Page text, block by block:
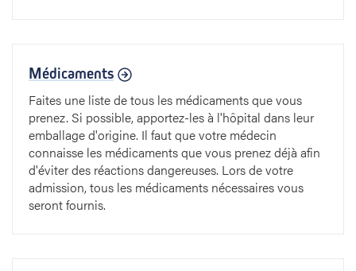
Médicaments
Faites une liste de tous les médicaments que vous
prenez. Si possible, apportez-les à l'hôpital dans leur
emballage d'origine. Il faut que votre médecin
connaisse les médicaments que vous prenez déjà afin
d'éviter des réactions dangereuses. Lors de votre
admission, tous les médicaments nécessaires vous
seront fournis.